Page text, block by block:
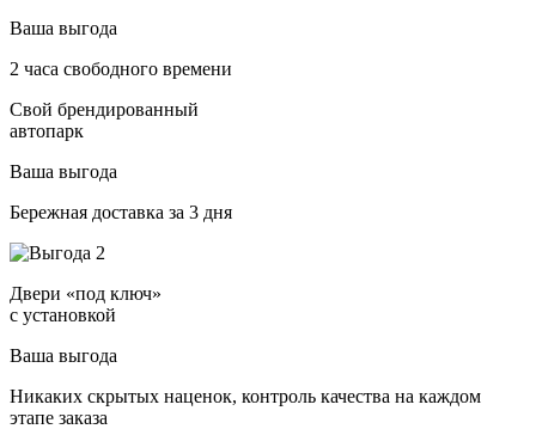
Ваша выгода
2 часа свободного времени
Свой брендированный
автопарк
Ваша выгода
Бережная доставка за 3 дня
Двери «под ключ»
с установкой
Ваша выгода
Никаких скрытых наценок, контроль качества на каждом
этапе заказа